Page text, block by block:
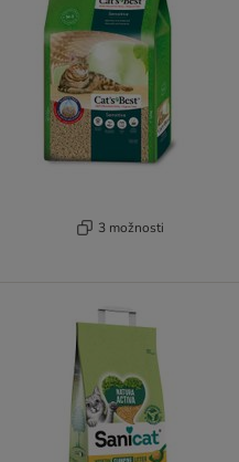
3 možnosti